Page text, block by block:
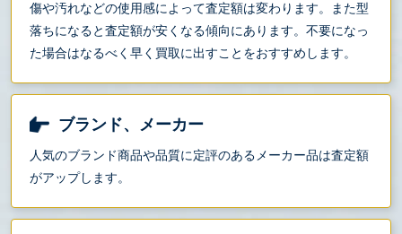
傷や汚れなどの使用感によって査定額は変わります。また型
落ちになると査定額が安くなる傾向にあります。不要になっ
た場合はなるべく早く買取に出すことをおすすめします。
ブランド、メーカー
人気のブランド商品や品質に定評のあるメーカー品は査定額
がアップします。